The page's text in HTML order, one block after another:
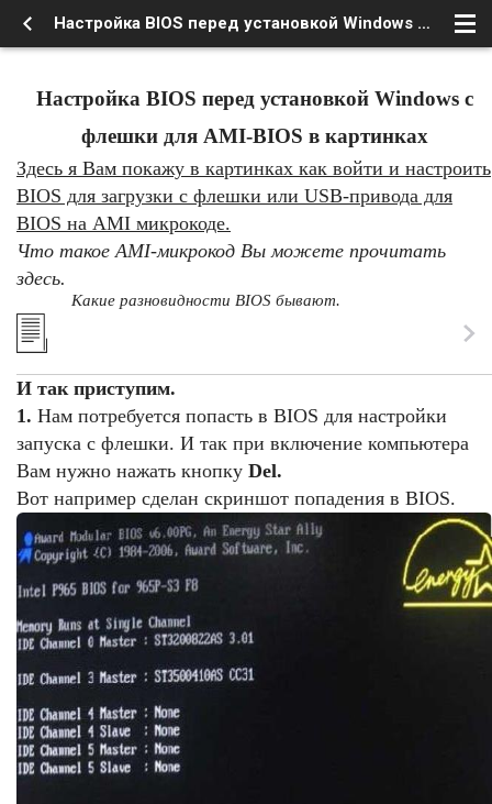
Настройка BIOS перед установкой Windows с флешки для AMI-BIOS в картинках
Настройка BIOS перед установкой Windows с
флешки для AMI-BIOS в картинках
Здесь я Вам покажу в картинках как войти и настроить
BIOS для загрузки с флешки или USB-привода для
BIOS на AMI микрокоде.
Что такое AMI-микрокод Вы можете прочитать
здесь.
Какие разновидности BIOS бывают.
И так приступим.
1. Нам потребуется попасть в BIOS для настройки
запуска с флешки. И так при включение компьютера
Вам нужно нажать кнопку Del.
Вот например сделан скриншот попадения в BIOS.